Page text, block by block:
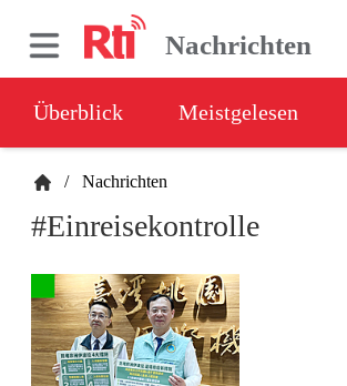
Nachrichten
Überblick Meistgelesen
/ Nachrichten
#Einreisekontrolle